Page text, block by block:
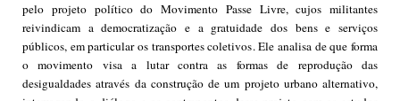
pelo projeto político do Movimento Passe Livre, cujos militantes
reivindicam a democratização e a gratuidade dos bens e serviços
públicos, em particular os transportes coletivos. Ele analisa de que forma
o movimento visa a lutar contra as formas de reprodução das
desigualdades através da construção de um projeto urbano alternativo,